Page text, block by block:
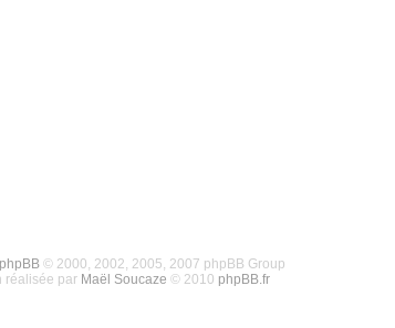
phpBB© 2000, 2002, 2005, 2007 phpBB Group
réalisée par Maël Soucaze © 2010 phpBB.fr